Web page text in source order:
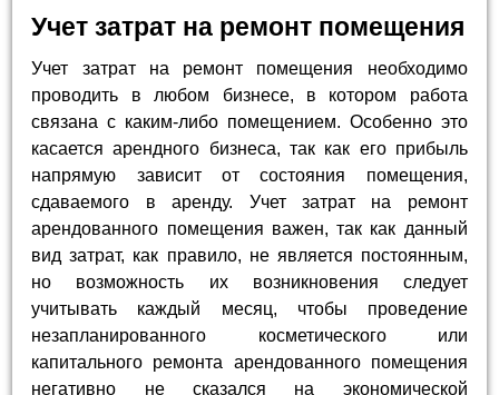
Учет затрат на ремонт помещения
Учет затрат на ремонт помещения необходимо
проводить в любом бизнесе, в котором работа
связана с каким-либо помещением. Особенно это
касается арендного бизнеса, так как его прибыль
напрямую зависит от состояния помещения,
сдаваемого в аренду. Учет затрат на ремонт
арендованного помещения важен, так как данный
вид затрат, как правило, не является постоянным,
но возможность их возникновения следует
учитывать каждый месяц, чтобы проведение
незапланированного косметического или
капитального ремонта арендованного помещения
негативно не сказался на экономической